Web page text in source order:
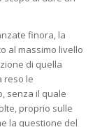
finora, la
al massimo livello
di quella
reso le
senza il quale
proprio sulle
la questione del